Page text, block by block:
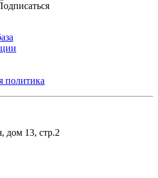
политика
дом 13, стр.2